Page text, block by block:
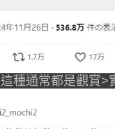
這種通常都是觀賞>